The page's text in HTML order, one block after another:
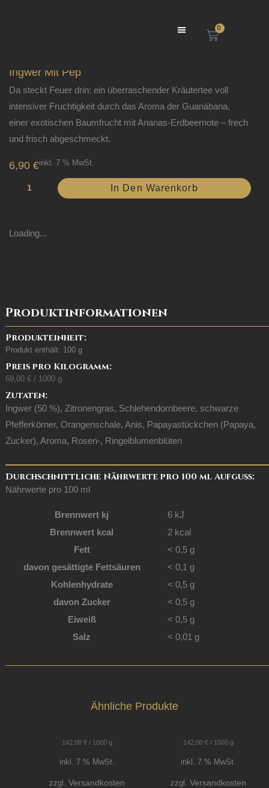
Menü 0
Ingwer Mit Pep
Da steckt Feuer drin: ein überraschender Kräutertee voll
intensiver Fruchtigkeit durch das Aroma der Guanábana,
einer exotischen Baumfrucht mit Ananas-Erdbeernote – frech
und frisch abgeschmeckt.
6,90 €inkl. 7 % MwSt.
Menge
In Den Warenkorb
Loading...
Produktinformationen
Produkteinheit:
Produkt enthält: 100 g
Preis pro Kilogramm:
69,00 €/ 1000 g
Zutaten:
Ingwer (50 %), Zitronengras, Schlehendornbeere, schwarze
Pfefferkörner, Orangenschale, Anis, Papayastückchen (Papaya,
Zucker), Aroma, Rosen-, Ringelblumenblüten
Durchschnittliche Nährwerte pro 100 ml Aufguss:
Nährwerte pro 100 ml
Brennwert kj 6 kJ
Brennwert kcal
2 kcal
Fett
< 0,5 g
davon gesättigte Fettsäuren < 0,1 g
Kohlenhydrate
< 0,5 g
davon Zucker < 0,5 g
Eiweiß
< 0,5 g
Salz
< 0,01 g
Ähnliche Produkte
142,00 €/ 1000 g
inkl. 7 % MwSt.
zzgl. Versandkosten
142,00 €/ 1000 g
inkl. 7 % MwSt.
zzgl. Versandkosten